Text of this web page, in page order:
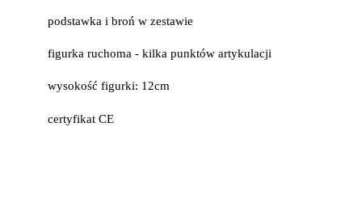
podstawka i broń w zestawie
figurka ruchoma - kilka punktów artykulacji
wysokość figurki: 12cm
certyfikat CE